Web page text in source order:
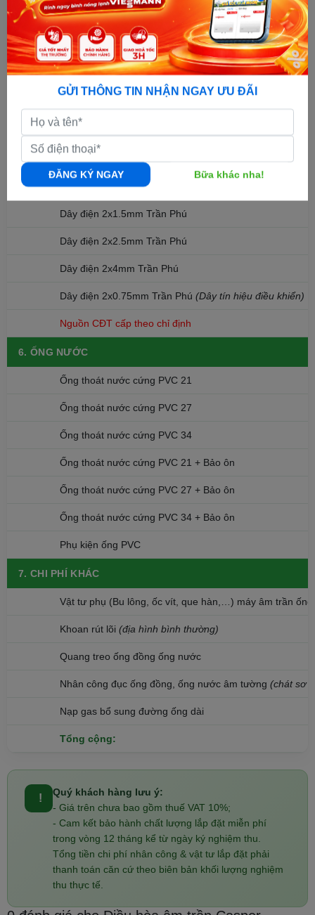
Lưới lọc bụi
Lò xo treo cửa gió
4. GIÁ TREO
Ti treo dàn lạnh
Hàn giá báo cụ thể theo thực tế
5. DÂY ĐIỆN
Dây điện 2x1.5mm Trần Phú
Dây điện 2x2.5mm Trần Phú
Dây điện 2x4mm Trần Phú
Dây điện 2x0.75mm Trần Phú (Dây tín hiệu điều khiển)
Nguồn CĐT cấp theo chỉ định
6. ỐNG NƯỚC
Ống thoát nước cứng PVC 21
Ống thoát nước cứng PVC 27
Ống thoát nước cứng PVC 34
Ống thoát nước cứng PVC 21 + Bảo ôn
Ống thoát nước cứng PVC 27 + Bảo ôn
Ống thoát nước cứng PVC 34 + Bảo ôn
Phụ kiện ống PVC
7. CHI PHÍ KHÁC
Vật tư phụ (Bu lông, ốc vít, que hàn,…) máy âm trần ống
Khoan rút lõi (địa hình bình thường)
Quang treo ống đồng ống nước
Nhân công đục ống đồng, ống nước âm tường (chát sơ
Nạp gas bổ sung đường ống dài
Tổng cộng:
!
Quý khách hàng lưu ý:
- Giá trên chưa bao gồm thuế VAT 10%;
- Cam kết bảo hành chất lượng lắp đặt miễn phí
trong vòng 12 tháng kể từ ngày ký nghiệm thu.
Tổng tiền chi phí nhân công & vật tư lắp đặt phải
thanh toán căn cứ theo biên bản khối lượng nghiệm
thu thực tế.
GỬI THÔNG TIN NHẬN NGAY ƯU ĐÃI
ĐĂNG KÝ NGAY Bữa khác nha!